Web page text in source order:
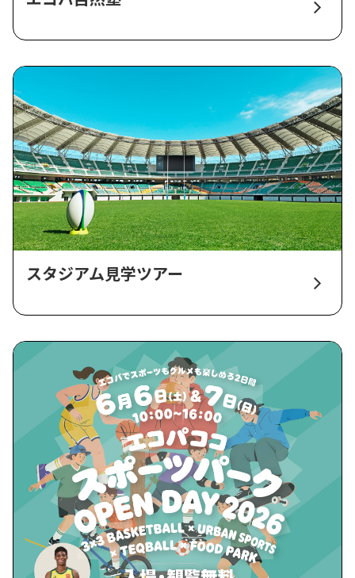
スタジアム見学ツアー